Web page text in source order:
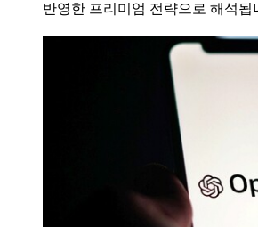
반영한 프리미엄 전략으로 해석